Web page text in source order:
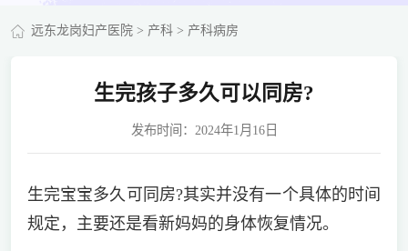
远东龙岗妇产医院> 产科> 产科病房
生完孩子多久可以同房?
发布时间：2024年1月16日
生完宝宝多久可同房?其实并没有一个具体的时间
规定，主要还是看新妈妈的身体恢复情况。